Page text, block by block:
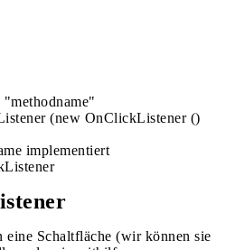
(new OnClickListener ()
implementiert
eine Schaltfläche (wir können sie